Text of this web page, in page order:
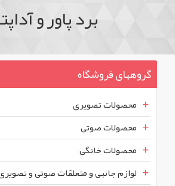
برد پاور و
گروههای فروشگاه
محصولات تصویری
محصولات صوتی
محصولات خانگی
لوازم جانبی و متعلقات صوتی و